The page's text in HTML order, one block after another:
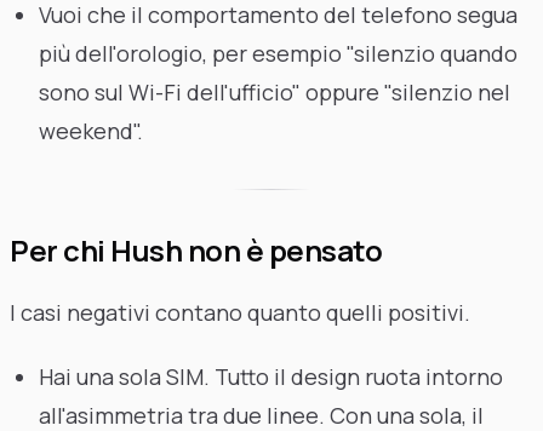
Vuoi che il comportamento del telefono segua
più dell'orologio, per esempio "silenzio quando
sono sul Wi-Fi dell'ufficio" oppure "silenzio nel
weekend".
Per chi Hush non è pensato
I casi negativi contano quanto quelli positivi.
Hai una sola SIM. Tutto il design ruota intorno
all'asimmetria tra due linee. Con una sola, il